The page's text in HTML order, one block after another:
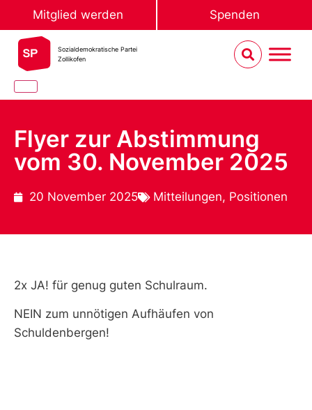
Mitglied werden Spenden
Sozialdemokratische Partei
Zollikofen
Flyer zur Abstimmung
vom 30. November 2025
20 November 2025 Mitteilungen, Positionen
2x JA! für genug guten Schulraum.
NEIN zum unnötigen Aufhäufen von
Schuldenbergen!